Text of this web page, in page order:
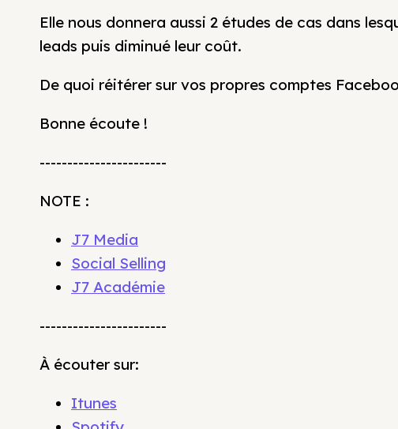
Elle nous donnera aussi 2 études de cas dans
leads puis diminué leur coût.
De quoi réitérer sur vos propres comptes
Bonne écoute !
-----------------------
NOTE :
J7 Media
Social Selling
J7 Académie
-----------------------
À écouter sur:
Itunes